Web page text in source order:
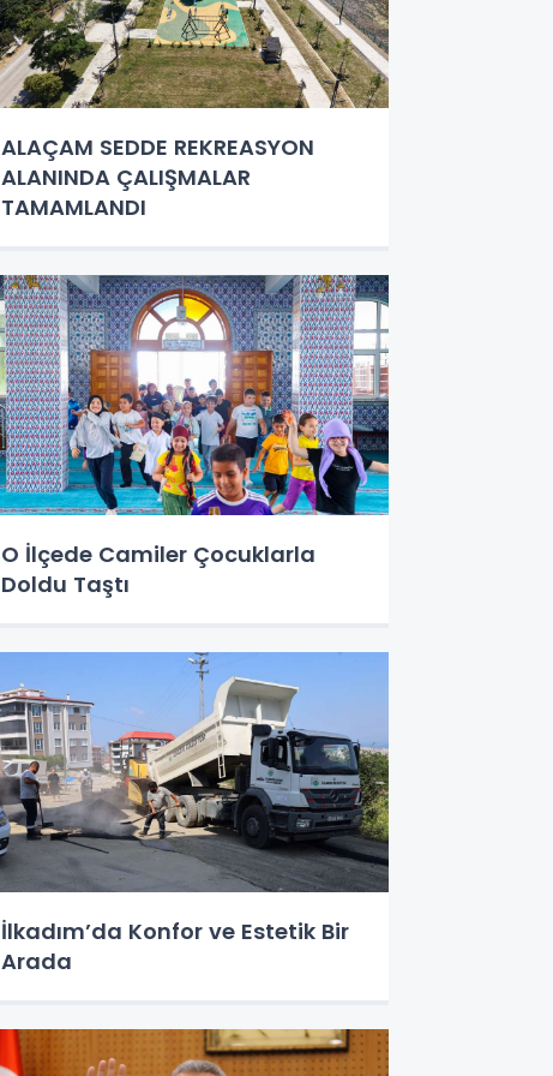
ALAÇAM SEDDE REKREASYON
ALANINDA ÇALIŞMALAR
TAMAMLANDI
O İlçede Camiler Çocuklarla
Doldu Taştı
İlkadım’da Konfor ve Estetik Bir
Arada